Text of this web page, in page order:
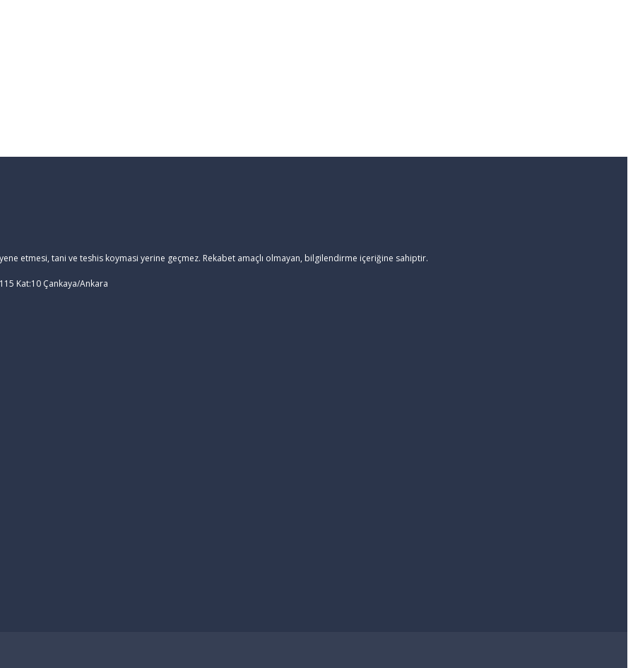
etmesi, tani ve teshis koymasi yerine geçmez. Rekabet amaçlı olmayan, bilgilendirme içeriğine sahiptir.
Kat:10 Çankaya/Ankara